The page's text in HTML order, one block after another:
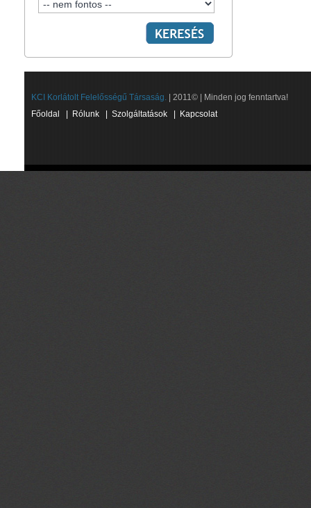
KCI Korlátolt Felelősségű Társaság. | 2011© | Minden jog fenntartva!
Főoldal
Rólunk Szolgáltatások Kapcsolat